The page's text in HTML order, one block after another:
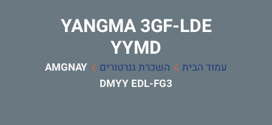
YANGMA 3GF-LDE
YYMD
עמוד הבית השכרת גנרטורים
YANGMA
3GF-LDE YYMD